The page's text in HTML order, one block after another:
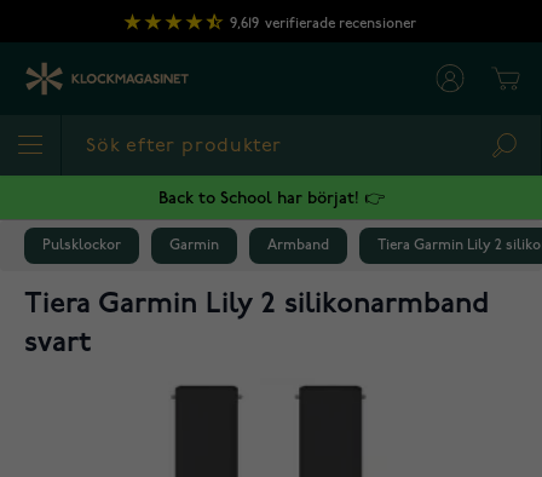
Hoppa till innehållet
9,619 verifierade recensioner
Back to School har börjat! 👉
Pulsklockor Garmin Armband Tiera Garmin Lily 2
Tiera Garmin Lily 2 silikonarmband
svart